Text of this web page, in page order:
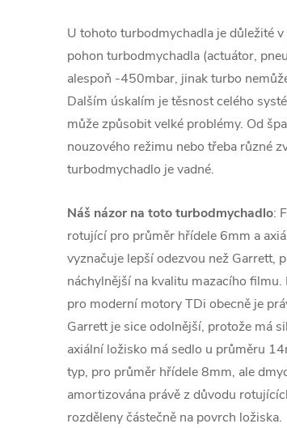
U tohoto turbodmychadla je důležité
pohon turbodmychadla (actuátor,
alespoň -450mbar, jinak turbo
Dalším úskalím je těsnost celého
může způsobit velké problémy. Od
nouzového režimu nebo třeba různé
turbodmychadlo je vadné.
Náš názor na toto turbodmychadlo:
rotující pro průměr hřídele 6mm a
vyznačuje lepší odezvou než Garrett,
náchylnější na kvalitu mazacího
pro moderní motory TDi obecně je
Garrett je sice odolnější, protože má
axiální ložisko má sedlo u průměru
typ, pro průměr hřídele 8mm, ale
amortizována právě z důvodu
rozděleny částečně na povrch ložiska.